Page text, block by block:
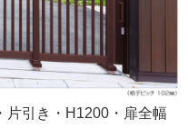
片引き・H1200・扉全幅